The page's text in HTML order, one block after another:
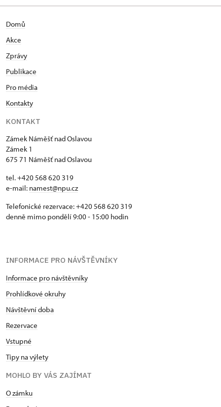
Domů
Akce
Zprávy
Publikace
Pro média
Kontakty
KONTAKT
Zámek Náměšť nad Oslavou
Zámek 1
675 71 Náměšť nad Oslavou
tel. +420 568 620 319
e-mail: namest@npu.cz
Telefonické rezervace: +420 568 620 319
denně mimo pondělí 9:00 - 15:00 hodin
INFORMACE PRO NÁVŠTĚVNÍKY
Informace pro návštěvníky
Prohlídkové okruhy
Návštěvní doba
Rezervace
Vstupné
Tipy na výlety
MOHLO BY VÁS ZAJÍMAT
O zámku